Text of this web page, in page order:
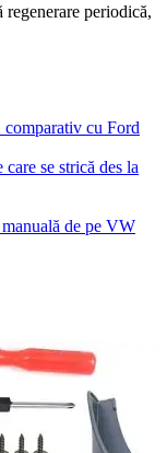
periodică,
cu Ford
se strică des la
de pe VW